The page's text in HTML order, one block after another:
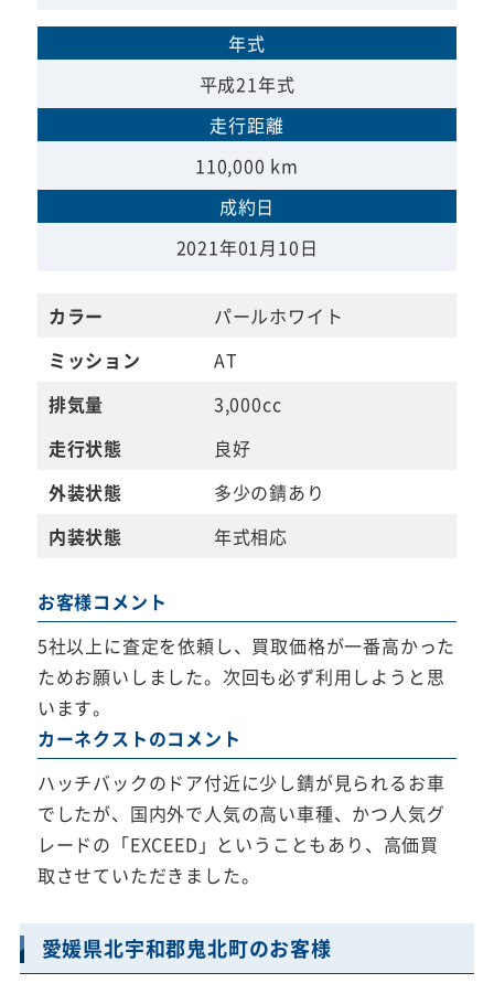
年式
平成21年式
走行距離
110,000 km
成約日
2021年01月10日
カラー
パールホワイト
ミッション
AT
排気量
3,000cc
走行状態
良好
外装状態
多少の錆あり
内装状態
年式相応
お客様コメント
5社以上に査定を依頼し、買取価格が一番高かった
ためお願いしました。次回も必ず利用しようと思
います。
カーネクストのコメント
ハッチバックのドア付近に少し錆が見られるお車
でしたが、国内外で人気の高い車種、かつ人気グ
レードの「EXCEED」ということもあり、高価買
取させていただきました。
愛媛県北宇和郡鬼北町のお客様